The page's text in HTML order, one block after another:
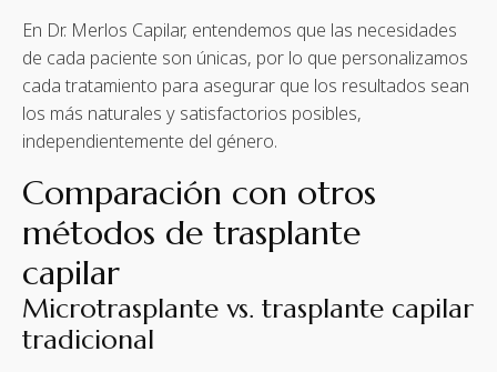
En Dr. Merlos Capilar, entendemos que las necesidades
de cada paciente son únicas, por lo que personalizamos
cada tratamiento para asegurar que los resultados sean
los más naturales y satisfactorios posibles,
independientemente del género.
Comparación con otros
métodos de trasplante
capilar
Microtrasplante vs. trasplante capilar
tradicional